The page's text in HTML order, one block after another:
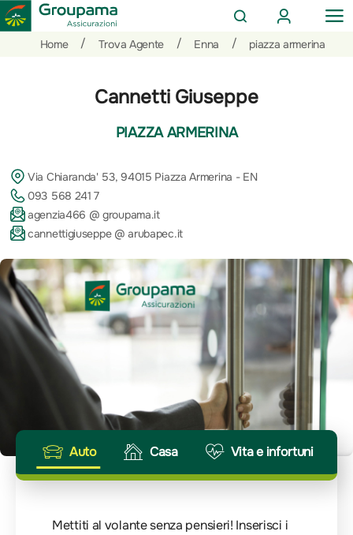
CERCA
AREA
CLIENTI
Home
/ Trova Agente / Enna / piazza armerina
Cannetti Giuseppe
PIAZZA ARMERINA
Via Chiaranda' 53, 94015 Piazza Armerina - EN
093 568 241 7
agenzia466 @ groupama.it
cannettigiuseppe @ arubapec.it
Auto Casa Vita e infortuni
Mettiti al volante senza pensieri! Inserisci i